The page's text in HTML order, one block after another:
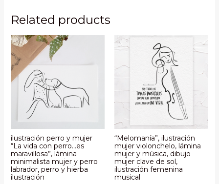
Related products
ilustración perro y mujer
“La vida con perro…es
maravillosa”, lámina
minimalista mujer y perro
labrador, perro y hierba
ilustración
“Melomanía”, ilustración
mujer violonchelo, lámina
mujer y música, dibujo
mujer clave de sol,
ilustración femenina
musical